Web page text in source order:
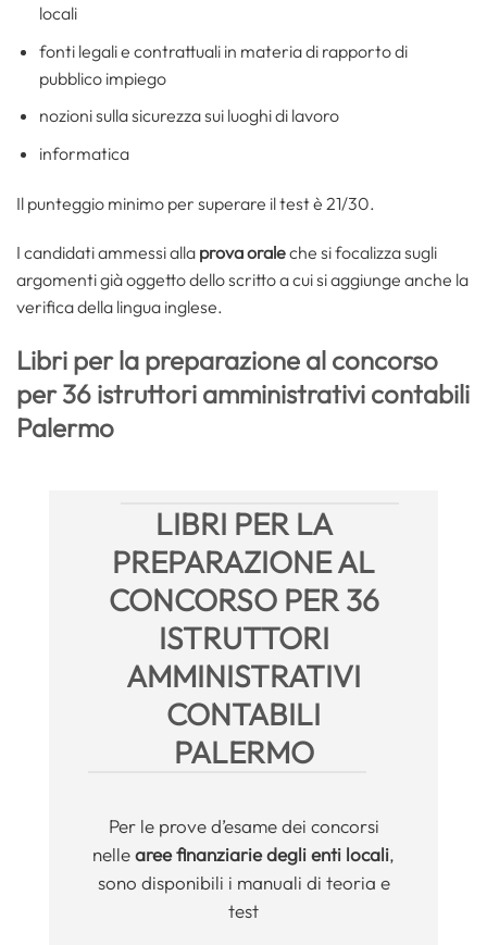
locali
fonti legali e contrattuali in materia di rapporto di
pubblico impiego
nozioni sulla sicurezza sui luoghi di lavoro
informatica
Il punteggio minimo per superare il test è 21/30.
I candidati ammessi alla prova oraleche si focalizza sugli
argomenti già oggetto dello scritto a cui si aggiunge anche la
verifica della lingua inglese.
Libri per la preparazione al concorso
per 36 istruttori amministrativi contabili
Palermo
LIBRI PER LA
PREPARAZIONE AL
CONCORSO PER 36
ISTRUTTORI
AMMINISTRATIVI
CONTABILI
PALERMO
Per le prove d’esame dei concorsi
nellearee finanziarie degli enti locali,
sono disponibili i manuali di teoria e
test